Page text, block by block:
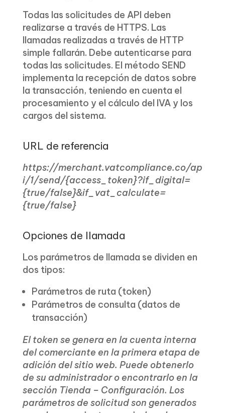
Todas las solicitudes de API deben
realizarse a través de HTTPS. Las
llamadas realizadas a través de HTTP
simple fallarán. Debe autenticarse para
todas las solicitudes. El método SEND
implementa la recepción de datos sobre
la transacción, teniendo en cuenta el
procesamiento y el cálculo del IVA y los
cargos del sistema.
URL de referencia
https://merchant.vatcompliance.co/ap
i/1/send/{access_token}?if_digital=
{true/false}&if_vat_calculate=
{true/false}
Opciones de llamada
Los parámetros de llamada se dividen en
dos tipos:
Parámetros de ruta (token)
Parámetros de consulta (datos de
transacción)
El token se genera en la cuenta interna
del comerciante en la primera etapa de
adición del sitio web. Puede obtenerlo
de su administrador o encontrarlo en la
sección Tienda – Configuración. Los
parámetros de solicitud son generados